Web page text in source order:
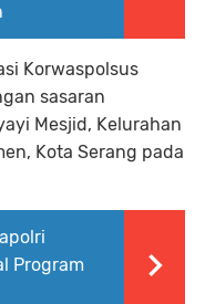
Korwaspolsus
sasaran
Mesjid, Kelurahan
Kota Serang pada
Program